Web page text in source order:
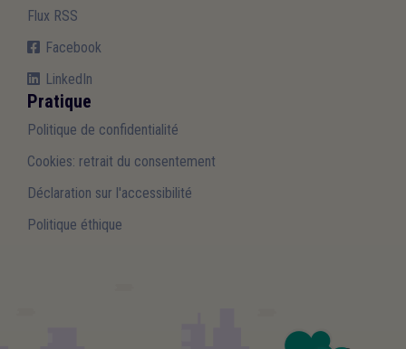
Flux RSS
Facebook
LinkedIn
Pratique
Politique de confidentialité
Cookies: retrait du consentement
Déclaration sur l'accessibilité
Politique éthique